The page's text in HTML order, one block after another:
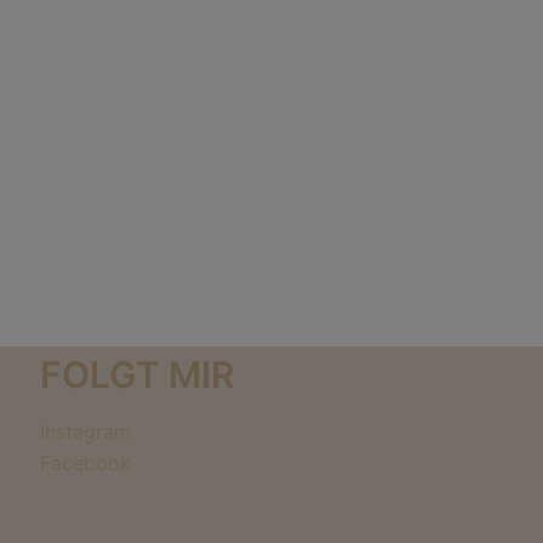
FOLGT MIR